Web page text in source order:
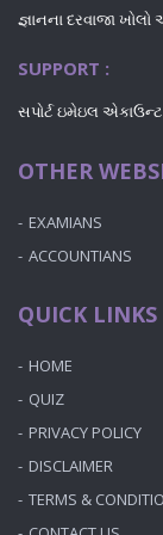
જ્ઞાનના દરવાજા
SUPPORT :
સપોર્ટ ઇમેઇલ
OTHER
EXAMIANS
ACCOUNTIANS
QUICK LINKS
HOME
QUIZ
PRIVACY POLICY
DISCLAIMER
TERMS &